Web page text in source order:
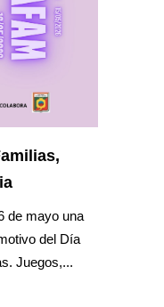
de mayo una
del Día
Juegos,...